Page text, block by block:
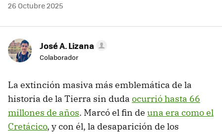
26 Octubre 2025
José A. Lizana
Colaborador
La extinción masiva más emblemática de la
historia de la Tierra sin duda ocurrió hasta 66
millones de años. Marcó el fin de una era como el
Cretácico, y con él, la desaparición de los